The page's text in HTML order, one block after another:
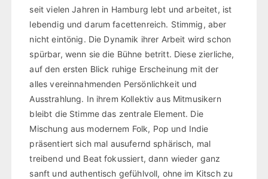
seit vielen Jahren in Hamburg lebt und arbeitet, ist
lebendig und darum facettenreich. Stimmig, aber
nicht eintönig. Die Dynamik ihrer Arbeit wird schon
spürbar, wenn sie die Bühne betritt. Diese zierliche,
auf den ersten Blick ruhige Erscheinung mit der
alles vereinnahmenden Persönlichkeit und
Ausstrahlung. In ihrem Kollektiv aus Mitmusikern
bleibt die Stimme das zentrale Element. Die
Mischung aus modernem Folk, Pop und Indie
präsentiert sich mal ausufernd sphärisch, mal
treibend und Beat fokussiert, dann wieder ganz
sanft und authentisch gefühlvoll, ohne im Kitsch zu